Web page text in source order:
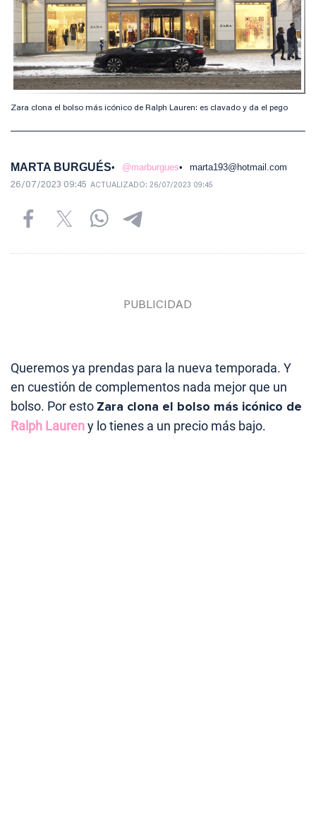
Zara clona el bolso más icónico de Ralph Lauren: es clavado y da el pego
MARTA BURGUÉS @marburgues marta193@hotmail.com
26/07/2023 09:45 ACTUALIZADO: 26/07/2023 09:45
Queremos ya prendas para la nueva temporada. Y
en cuestión de complementos nada mejor que un
bolso. Por esto Zara clona el bolso más icónico de
Ralph Laureny lo tienes a un precio más bajo.